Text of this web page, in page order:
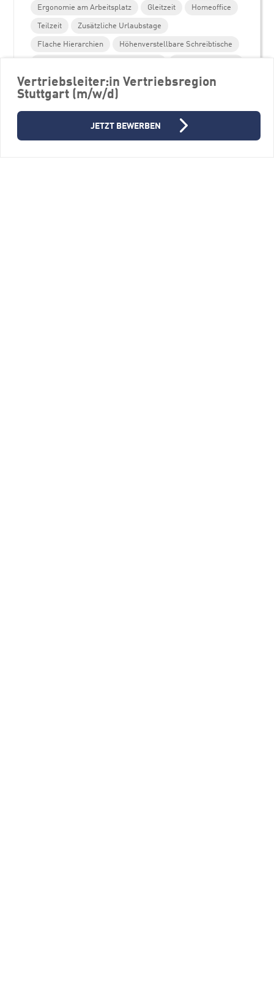
Vertriebsleiter:in Vertriebsregion
Stuttgart (m/w/d)
JETZT BEWERBEN
Ergonomie am Arbeitsplatz
Gleitzeit
Homeoffice
Teilzeit
Zusätzliche Urlaubstage
Flache Hierarchien
Höhenverstellbare Schreibtische
Parkplätze
Unterstützung Weiterbildung
Personalentwicklungsprogramme